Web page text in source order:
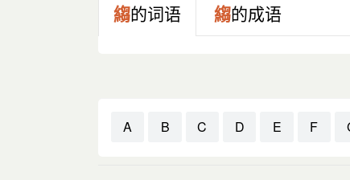
縐的词语 縐的成语
A B C D E F